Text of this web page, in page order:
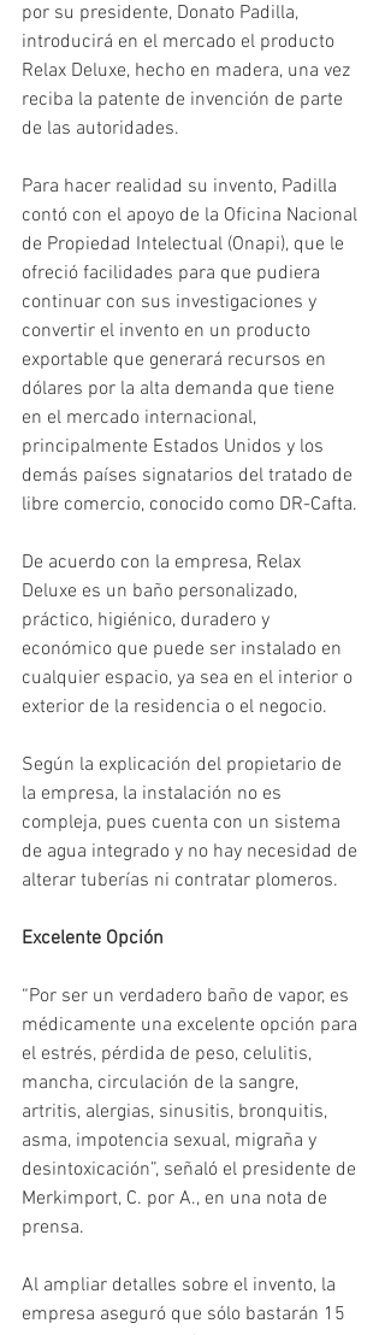
por su presidente, Donato Padilla,
introducirá en el mercado el producto
Relax Deluxe, hecho en madera, una vez
reciba la patente de invención de parte
de las autoridades.
Para hacer realidad su invento, Padilla
contó con el apoyo de la Oficina Nacional
de Propiedad Intelectual (Onapi), que le
ofreció facilidades para que pudiera
continuar con sus investigaciones y
convertir el invento en un producto
exportable que generará recursos en
dólares por la alta demanda que tiene
en el mercado internacional,
principalmente Estados Unidos y los
demás países signatarios del tratado de
libre comercio, conocido como DR-Cafta.
De acuerdo con la empresa, Relax
Deluxe es un baño personalizado,
práctico, higiénico, duradero y
económico que puede ser instalado en
cualquier espacio, ya sea en el interior o
exterior de la residencia o el negocio.
Según la explicación del propietario de
la empresa, la instalación no es
compleja, pues cuenta con un sistema
de agua integrado y no hay necesidad de
alterar tuberías ni contratar plomeros.
Excelente Opción
“Por ser un verdadero baño de vapor, es
médicamente una excelente opción para
el estrés, pérdida de peso, celulitis,
mancha, circulación de la sangre,
artritis, alergias, sinusitis, bronquitis,
asma, impotencia sexual, migraña y
desintoxicación”, señaló el presidente de
Merkimport, C. por A., en una nota de
prensa.
Al ampliar detalles sobre el invento, la
empresa aseguró que sólo bastarán 15